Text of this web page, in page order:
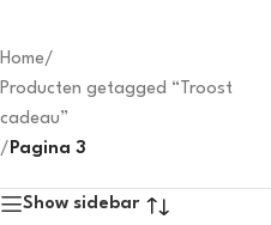
Home/
Producten getagged “Troost
cadeau”
/ Pagina 3
Show sidebar